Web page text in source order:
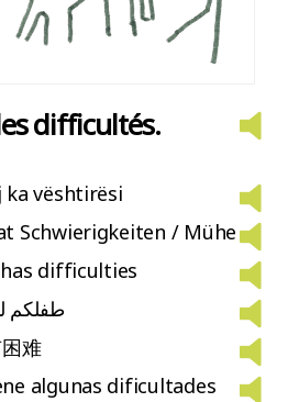
difficultés.
vështirësi
Schwierigkeiten / Mühe
difficulties
طفلكم
难
algunas dificultades